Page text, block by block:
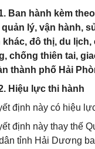
Ban hành kèm
lý, vận hành,
khác, đô thị, du
chống thiên tai,
thành phố Hải
Hiệu lực thi hành
định này có hiệu
định này thay thế
tỉnh Hải Dương